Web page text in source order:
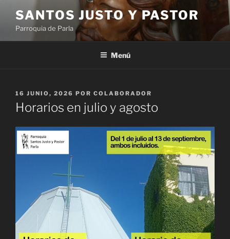
contenido
SANTOS JUSTO Y PASTOR
Parroquia de Parla
Menú
PUBLICADO
EL
16 JUNIO, 2026 POR COLABORADOR
Horarios en julio y agosto